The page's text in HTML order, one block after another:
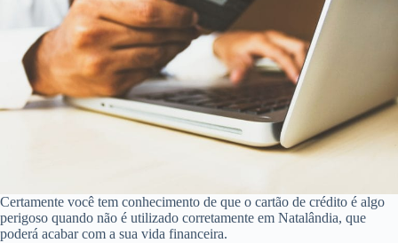
Certamente você tem conhecimento de que o cartão de crédito é algo
perigoso quando não é utilizado corretamente em Natalândia, que
poderá acabar com a sua vida financeira.